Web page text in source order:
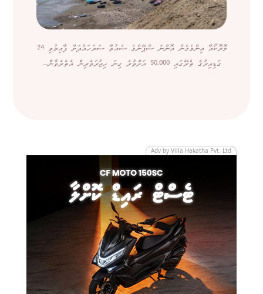
މޮރޮކޯއާ އިންވެގެން އޮންނަ ސްޕޭންގެ ސެއުތާ ސަރަހައްދަށް ފާއިތުވި 24
ގަޑިއިރުގެ ތެރޭގައި 50,000 އަށްވުރެ ގިނަ ހިޖުރަވެރިން އެތެރެވާން...
Adv by Villa Hakatha Pvt. Ltd